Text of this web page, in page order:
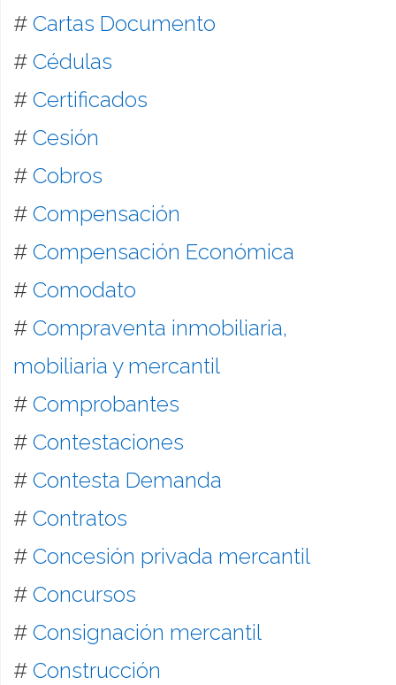
# Cartas Documento
# Cédulas
# Certificados
# Cesión
# Cobros
# Compensación
# Compensación Económica
# Comodato
# Compraventa inmobiliaria,
mobiliaria y mercantil
# Comprobantes
# Contestaciones
# Contesta Demanda
# Contratos
# Concesión privada mercantil
# Concursos
# Consignación mercantil
# Construcción